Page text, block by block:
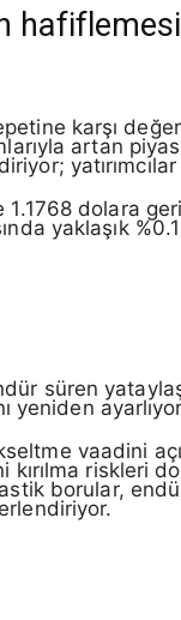
karşı
artan
dolara
yaklaşık
süren
yeniden
vaadini
riskleri
borular,